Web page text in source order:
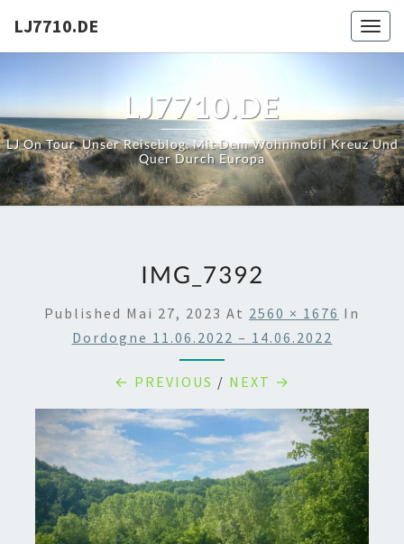
LJ7710.DE
LJ7710.DE
LJ On Tour. Unser Reiseblog. Mit Dem Wohnmobil Kreuz Und
Quer Durch Europa
IMG_7392
Published Mai 27, 2023 At 2560 × 1676 In
Dordogne 11.06.2022 – 14.06.2022
← PREVIOUS / NEXT →